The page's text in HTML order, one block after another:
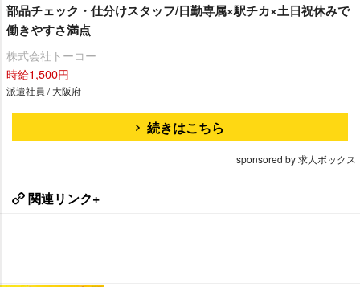
部品チェック・仕分けスタッフ/日勤専属×駅チカ×土日祝休みで
働きやすさ満点
株式会社トーコー
時給1,500円
派遣社員 / 大阪府
続きはこちら
sponsored by 求人ボックス
関連リンク+